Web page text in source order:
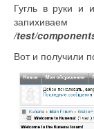
Гугль в руки и
/test/
Вот и получили